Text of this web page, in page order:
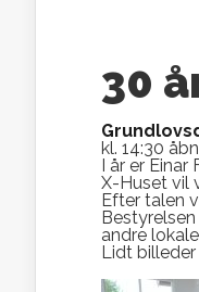
30
kl. 14:30
I år er
X-Huset vil
Efter talen
andre
Lidt